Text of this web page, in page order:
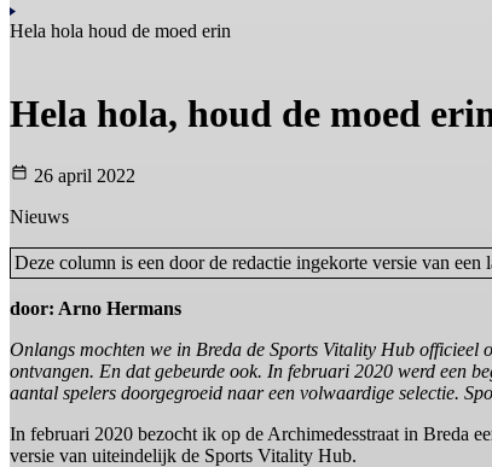
Hela hola houd de moed erin
Hela hola, houd de moed
26 april 2022
Nieuws
Deze column is een door de redactie ingekorte versie van
door: Arno Hermans
Onlangs mochten we in Breda de Sports Vitality Hub officieel
ontvangen. En dat gebeurde ook. In februari 2020 werd een
aantal spelers doorgegroeid naar een volwaardige selectie.
In februari 2020 bezocht ik op de Archimedesstraat in Breda
versie van uiteindelijk de Sports Vitality Hub.